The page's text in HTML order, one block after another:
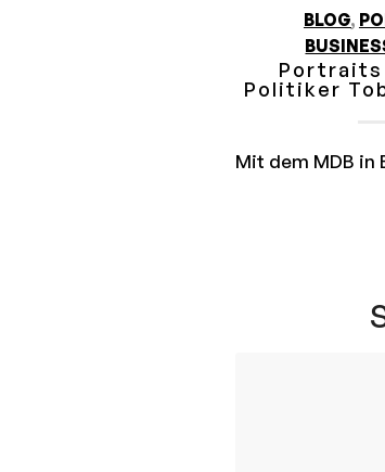
BLOG,
Portraits
Politiker
Mit dem MDB in